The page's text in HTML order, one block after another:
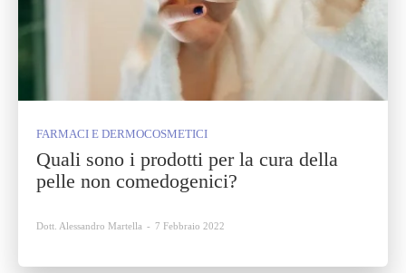
FARMACI E DERMOCOSMETICI
Quali sono i prodotti per la cura della
pelle non comedogenici?
Dott. Alessandro Martella - 7 Febbraio 2022